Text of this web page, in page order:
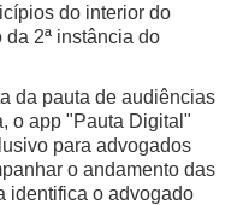
do interior do
2ª instância do
da pauta de audiências
o app "Pauta Digital"
para advogados
o andamento das
identifica o advogado